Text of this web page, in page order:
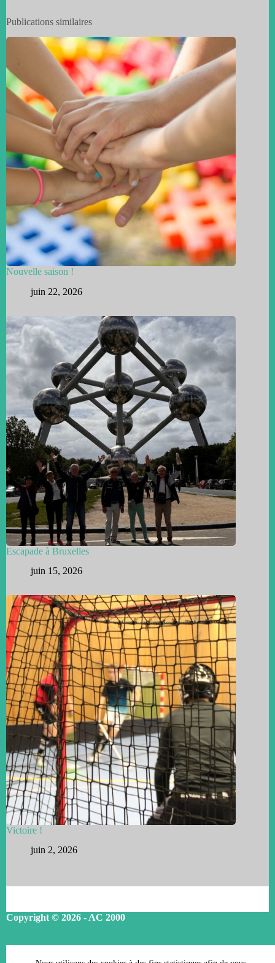
Publications similaires
Nouvelle saison !
juin 22, 2026
Escapade à Bruxelles
juin 15, 2026
Victoire !
juin 2, 2026
Copyright © 2026 - AC 2000
Conditions Générales d’Adhésion